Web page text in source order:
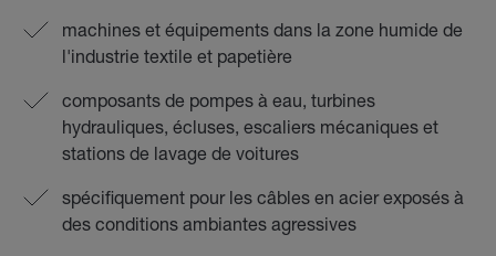
machines et équipements dans la zone humide de
l'industrie textile et papetière
composants de pompes à eau, turbines
hydrauliques, écluses, escaliers mécaniques et
stations de lavage de voitures
spécifiquement pour les câbles en acier exposés à
des conditions ambiantes agressives